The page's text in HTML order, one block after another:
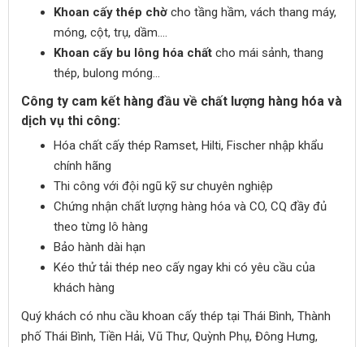
Khoan cấy thép chờ cho tầng hầm, vách thang máy,
móng, cột, trụ, dầm....
Khoan cấy bu lông hóa chất cho mái sảnh, thang
thép, bulong móng...
Công ty cam kết hàng đầu về chất lượng hàng hóa và
dịch vụ thi công:
Hóa chất cấy thép Ramset, Hilti, Fischer nhập khẩu
chính hãng
Thi công với đội ngũ kỹ sư chuyên nghiệp
Chứng nhận chất lượng hàng hóa và CO, CQ đầy đủ
theo từng lô hàng
Bảo hành dài hạn
Kéo thử tải thép neo cấy ngay khi có yêu cầu của
khách hàng
Quý khách có nhu cầu khoan cấy thép tại Thái Bình, Thành
phố Thái Bình, Tiền Hải, Vũ Thư, Quỳnh Phụ, Đông Hưng,